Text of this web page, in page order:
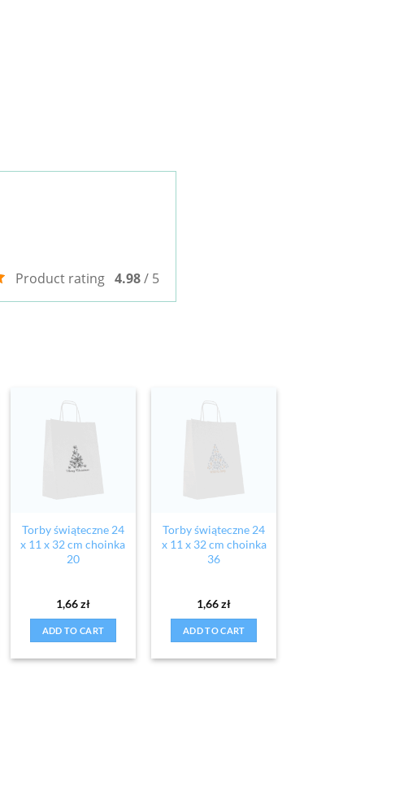
Product rating 4.98/ 5
Torby świąteczne 24
x 11 x 32 cm choinka
20
1,66zł
ADD TO CART
Torby świąteczne 24
x 11 x 32 cm choinka
36
1,66zł
ADD TO CART